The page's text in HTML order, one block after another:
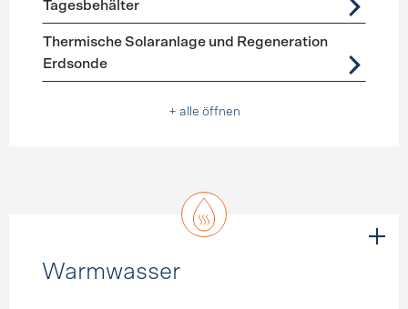
Tagesbehälter
Thermische Solaranlage und Regeneration
Erdsonde
+ alle öffnen
Warmwasser